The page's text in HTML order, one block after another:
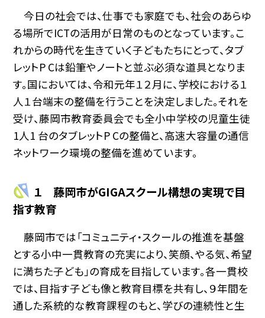
今日の社会では、仕事でも家庭でも、社会のあらゆ
る場所でICTの活用が日常のものとなっています。こ
れからの時代を生きていく子どもたちにとって、タブ
レットP Cは鉛筆やノートと並ぶ必須な道具となりま
す。国においては、令和元年１２月に、学校における１
人１台端末の整備を行うことを決定しました。それを
受け、藤岡市教育委員会でも全小中学校の児童生徒
1人1 台のタブレットP Cの整備と、高速大容量の通信
ネットワーク環境の整備を進めています。
１ 藤岡市がGIGAスクール構想の実現で目
指す教育
藤岡市では「コミュニティ・スクールの推進を基盤
とする小中一貫教育の充実により、笑顔、やる気、希望
に満ちた子ども」の育成を目指しています。各一貫校
では、目指す子ども像と教育目標を共有し、９年間を
通した系統的な教育課程のもと、学びの連続性と生